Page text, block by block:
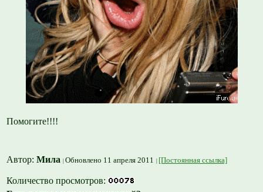
Помогите!!!!
Автор:Мила Обновлено 11 апреля 2011 [Постоянная ссылка]
Количество просмотров: